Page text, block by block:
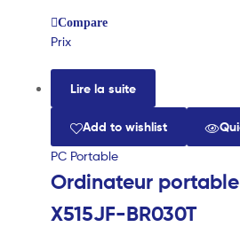
Compare
Prix
Lire la suite
Add to wishlist
PC Portable
Ordinateur
X515JF-BR030T